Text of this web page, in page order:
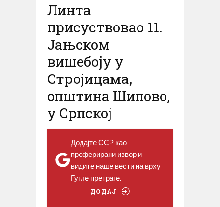
Линта
присуствовао 11.
Jањском
вишебоју у
Стројицама,
општина Шипово,
у Српској
Додајте ССР као
преферирани извор и
видите наше вести на врху
Гугле претраге.
ДОДАЈ